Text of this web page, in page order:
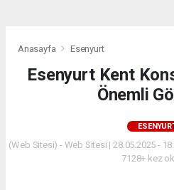
Anasayfa Esenyurt
Esenyurt Kent
Önemli
(Web Sitesi) - Web Sitesi | 28.05.2025 -
7128+ kez